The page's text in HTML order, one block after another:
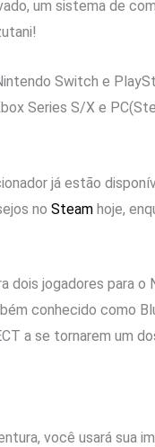
um sistema de
Switch e
Series S/X e
já estão
no Steam hoje,
dois jogadores para o
conhecido como
a se tornarem um
você usará sua